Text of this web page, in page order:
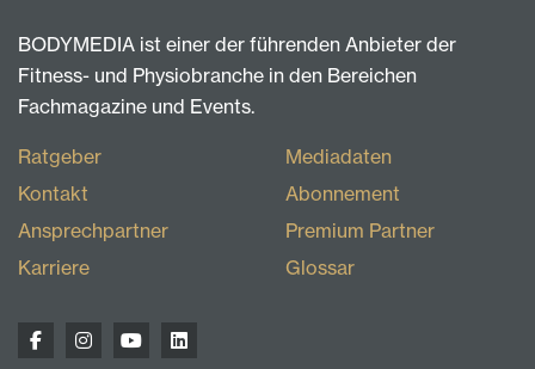
BODYMEDIA ist einer der führenden Anbieter der
Fitness- und Physiobranche in den Bereichen
Fachmagazine und Events.
Ratgeber
Kontakt
Ansprechpartner
Karriere
Mediadaten
Abonnement
Premium Partner
Glossar